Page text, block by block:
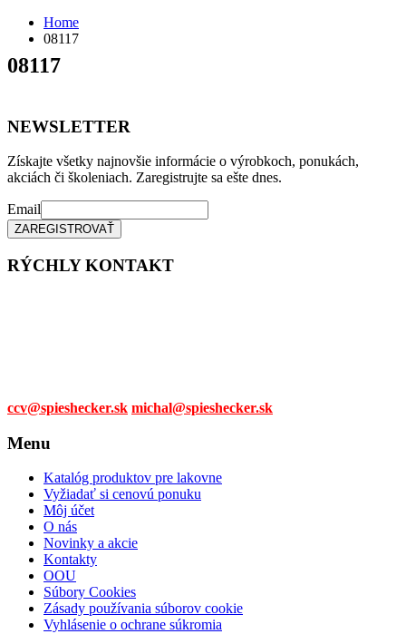
Home
08117
08117
NEWSLETTER
Získajte všetky najnovšie informácie o výrobkoch, ponukách,
akciách či školeniach. Zaregistrujte sa ešte dnes.
Email
RÝCHLY KONTAKT
ccv@spieshecker.sk michal@spieshecker.sk
Menu
Katalóg produktov pre lakovne
Vyžiadať si cenovú ponuku
Môj účet
O nás
Novinky a akcie
Kontakty
OOU
Súbory Cookies
Zásady používania súborov cookie
Vyhlásenie o ochrane súkromia